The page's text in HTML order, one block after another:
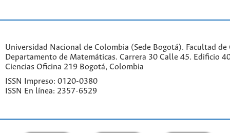
Universidad Nacional de Colombia (Sede Bogotá). Facultad de
Departamento de Matemáticas. Carrera 30 Calle 45. Edificio
Ciencias Oficina 219 Bogotá, Colombia
ISSN Impreso: 0120-0380
ISSN En línea: 2357-6529